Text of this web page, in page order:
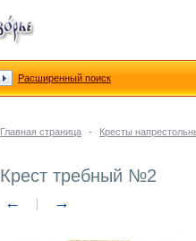
Главная страница - Кресты
Крест требный №2
← →
Расширенный поиск